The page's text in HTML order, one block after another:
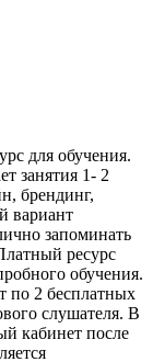
для обучения.
занятия 1- 2
брендинг,
вариант
запоминать
ресурс
обучения.
по 2 бесплатных
слушателя. В
кабинет после